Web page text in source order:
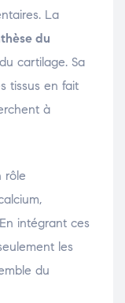
La
du
cartilage. Sa
tissus en fait
à
rôle
intégrant ces
les
du